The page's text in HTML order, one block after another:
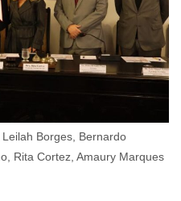
Borges, Bernardo
Rita Cortez, Amaury Marques